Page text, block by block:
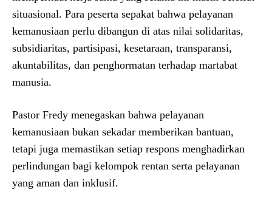
situasional. Para peserta sepakat bahwa pelayanan
kemanusiaan perlu dibangun di atas nilai solidaritas,
subsidiaritas, partisipasi, kesetaraan, transparansi,
akuntabilitas, dan penghormatan terhadap martabat
manusia.
Pastor Fredy menegaskan bahwa pelayanan
kemanusiaan bukan sekadar memberikan bantuan,
tetapi juga memastikan setiap respons menghadirkan
perlindungan bagi kelompok rentan serta pelayanan
yang aman dan inklusif.